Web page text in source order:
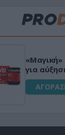
«Μαγική»
για